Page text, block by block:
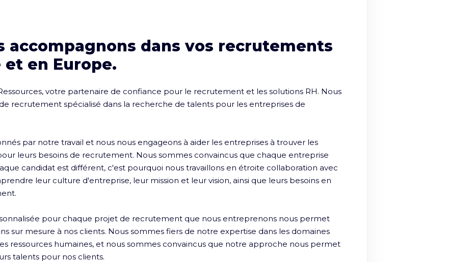
accompagnons dans vos recrutements
et en Europe.
votre partenaire de confiance pour le recrutement et les solutions RH. Nous
recrutement spécialisé dans la recherche de talents pour les entreprises de
par notre travail et nous nous engageons à aider les entreprises à trouver les
leurs besoins de recrutement. Nous sommes convaincus que chaque entreprise
candidat est différent, c'est pourquoi nous travaillons en étroite collaboration avec
leur culture d'entreprise, leur mission et leur vision, ainsi que leurs besoins en
pour chaque projet de recrutement que nous entreprenons nous permet
sur mesure à nos clients. Nous sommes fiers de notre expertise dans les domaines
ressources humaines, et nous sommes convaincus que notre approche nous permet
talents pour nos clients.